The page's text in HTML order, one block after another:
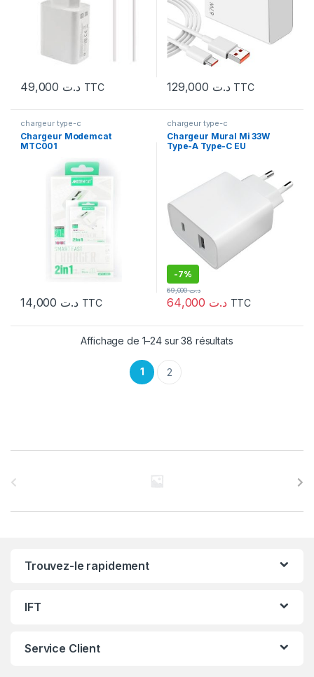
د.ت TTC د.ت TTC
chargeur type-c
Chargeur Modemcat
MTC001
د.ت TTC
chargeur type-c
Chargeur Mural Mi 33W
Type-A Type-C EU
-7%
د.ت
د.ت69,000
TTC
Affichage de 1–24 sur 38 résultats
1 2
Trouvez-le rapidement
IFT
Service Client